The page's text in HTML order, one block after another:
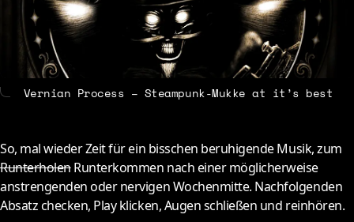
Vernian Process – Steampunk-Mukke at it’s best
So, mal wieder Zeit für ein bisschen beruhigende Musik, zum
RunterholenRunterkommen nach einer möglicherweise
anstrengenden oder nervigen Wochenmitte. Nachfolgenden
Absatz checken, Play klicken, Augen schließen und reinhören.